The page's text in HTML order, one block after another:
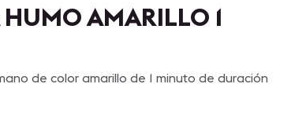
AMARILLO 1
de color amarillo de 1 minuto de duración